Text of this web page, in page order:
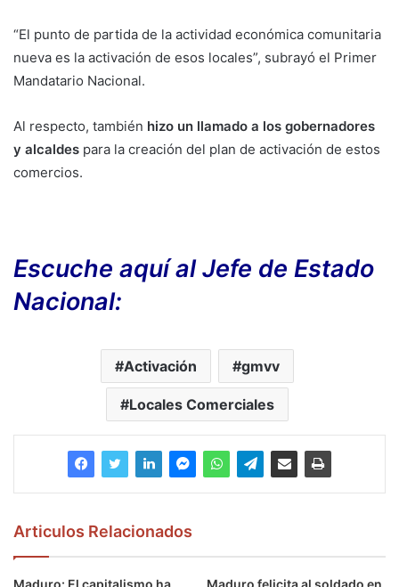
“El punto de partida de la actividad económica comunitaria
nueva es la activación de esos locales”, subrayó el Primer
Mandatario Nacional.
Al respecto, también hizo un llamado a los gobernadores
y alcaldes para la creación del plan de activación de estos
comercios.
Escuche aquí al Jefe de Estado
Nacional:
Activación gmvv
Locales Comerciales
Articulos Relacionados